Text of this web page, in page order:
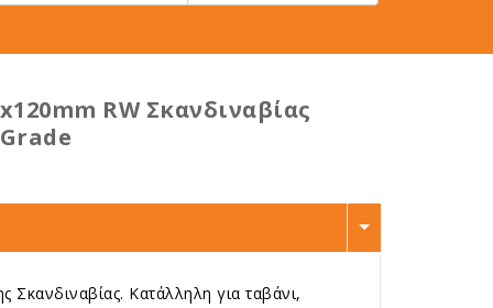
RW Σκανδιναβίας
Σκανδιναβίας. Κατάλληλη για ταβάνι,